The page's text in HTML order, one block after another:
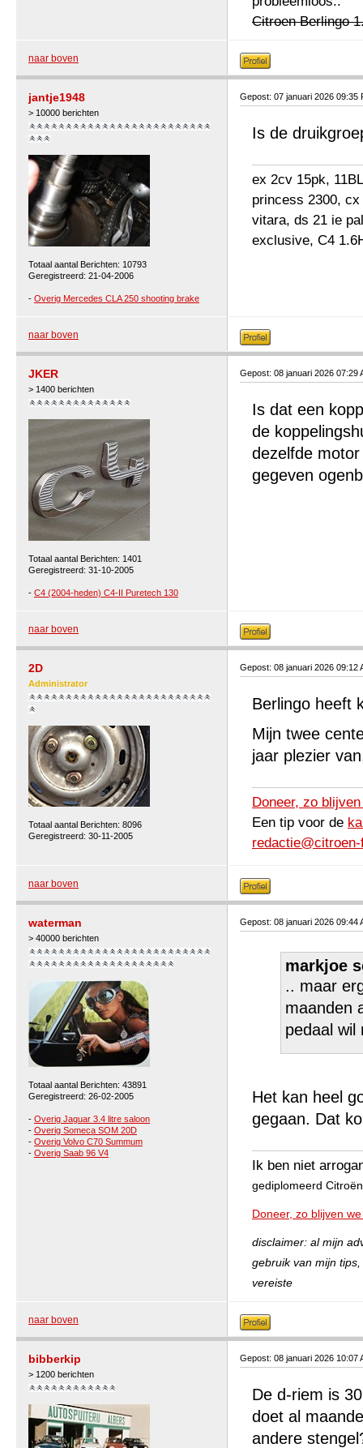
Citroen Berlingo
naar boven
jantje1948
> 10000 berichten
Totaal aantal Berichten: 10793
Geregistreerd: 21-04-2006
- Overig Mercedes CLA 250 shooting brake
Gepost: 07 januari 2026 09:35
Is de
ex 2cv 15pk,
princess 2300,
vitara, ds 21 ie
exclusive, C4
naar boven
JKER
> 1400 berichten
Totaal aantal Berichten: 1401
Geregistreerd: 31-10-2005
- C4 (2004-heden) C4-II Puretech 130
Gepost: 08 januari 2026 07:29
Is dat een
de
dezelfde
gegeven
naar boven
2D
Administrator
Totaal aantal Berichten: 8096
Geregistreerd: 30-11-2005
Gepost: 08 januari 2026 09:12
Berlingo heeft
Mijn twee
jaar plezier
Doneer, zo
Een tip voor de
naar boven
waterman
> 40000 berichten
Totaal aantal Berichten: 43891
Geregistreerd: 26-02-2005
- Overig Jaguar 3.4 litre saloon
- Overig Someca SOM 20D
- Overig Volvo C70 Summum
- Overig Saab 96 V4
Gepost: 08 januari 2026 09:44
markjoe
.. maar
maanden
pedaal wil
Het kan heel
gegaan. Dat
Ik ben niet
gediplomeerd
Doneer, zo blijven
disclaimer: al mijn
gebruik van mijn
vereiste
naar boven
bibberkip
> 1200 berichten
Gepost: 08 januari 2026 10:07
De d-riem is
doet al
andere